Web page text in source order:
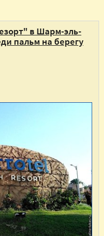
в Шарм-эль-
пальм на берегу